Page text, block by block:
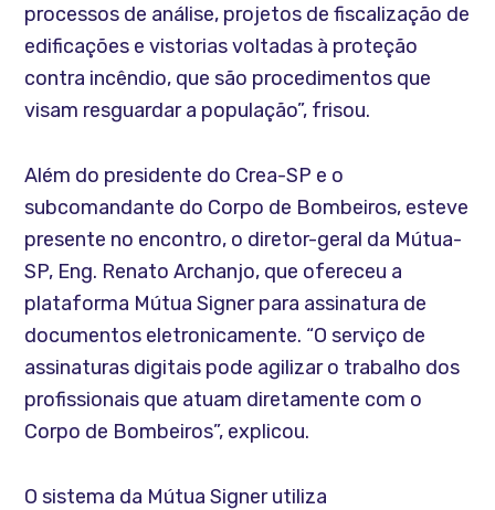
processos de análise, projetos de fiscalização de
edificações e vistorias voltadas à proteção
contra incêndio, que são procedimentos que
visam resguardar a população”, frisou.
Além do presidente do Crea-SP e o
subcomandante do Corpo de Bombeiros, esteve
presente no encontro, o diretor-geral da Mútua-
SP, Eng. Renato Archanjo, que ofereceu a
plataforma Mútua Signer para assinatura de
documentos eletronicamente. “O serviço de
assinaturas digitais pode agilizar o trabalho dos
profissionais que atuam diretamente com o
Corpo de Bombeiros”, explicou.
O sistema da Mútua Signer utiliza